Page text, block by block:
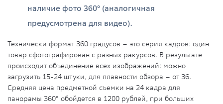
наличие фото 360° (аналогичная
предусмотрена для видео).
Технически формат 360 градусов – это серия кадров: один
товар сфотографирован с разных ракурсов. В результате
происходит объединение всех изображений: можно
загрузить 15-24 штуки, для плавности обзора – от 36.
Средняя цена предметной съемки на 24 кадра для
панорамы 360° обойдется в 1200 рублей, при больших